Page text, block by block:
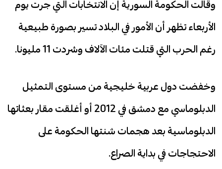
وقالت الحكومة السورية إن الانتخابات التي جرت يوم
الأربعاء تظهر أن الأمور في البلاد تسير بصورة طبيعية
رغم الحرب التي قتلت مئات الآلاف وشردت 11 مليونا.
وخفضت دول عربية خليجية من مستوى التمثيل
الدبلوماسي مع دمشق في 2012 أو أغلقت مقار بعثاتها
الدبلوماسية بعد هجمات شنتها الحكومة على
الاحتجاجات في بداية الصراع.